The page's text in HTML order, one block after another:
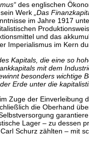
des englischen
sein Werk„Das
im Jahre 1917
und das
Imperialismus im Kern
Kapitals, die eine so
mit dem
besonders wichtige
Erde unter die
Zuge der
die Oberhand
Lager – zu dessen
Schurz zählten – mit